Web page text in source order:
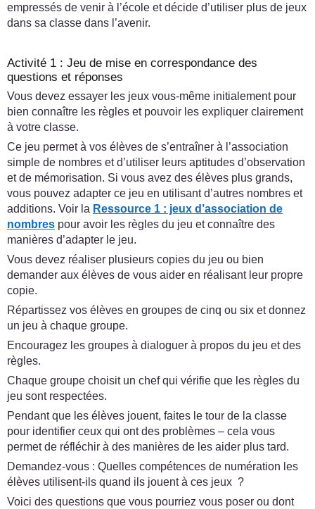
empressés de venir à l’école et décide d’utiliser plus de jeux
dans sa classe dans l’avenir.
Activité 1 : Jeu de mise en correspondance des
questions et réponses
Vous devez essayer les jeux vous-même initialement pour
bien connaître les règles et pouvoir les expliquer clairement
à votre classe.
Ce jeu permet à vos élèves de s’entraîner à l’association
simple de nombres et d’utiliser leurs aptitudes d’observation
et de mémorisation. Si vous avez des élèves plus grands,
vous pouvez adapter ce jeu en utilisant d’autres nombres et
additions. Voir la Ressource 1 : jeux d’association de
nombres pour avoir les règles du jeu et connaître des
manières d’adapter le jeu.
Vous devez réaliser plusieurs copies du jeu ou bien
demander aux élèves de vous aider en réalisant leur propre
copie.
Répartissez vos élèves en groupes de cinq ou six et donnez
un jeu à chaque groupe.
Encouragez les groupes à dialoguer à propos du jeu et des
règles.
Chaque groupe choisit un chef qui vérifie que les règles du
jeu sont respectées.
Pendant que les élèves jouent, faites le tour de la classe
pour identifier ceux qui ont des problèmes – cela vous
permet de réfléchir à des manières de les aider plus tard.
Demandez-vous : Quelles compétences de numération les
élèves utilisent-ils quand ils jouent à ces jeux ?
Voici des questions que vous pourriez vous poser ou dont